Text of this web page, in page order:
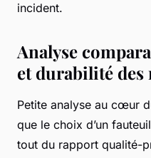
incident.
Analyse
et durabilité des
Petite analyse au cœur
que le choix d’un
tout du rapport qualité-